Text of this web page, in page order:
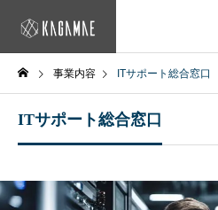
事業内容 ITサポート総合窓口
ITサポート総合窓口